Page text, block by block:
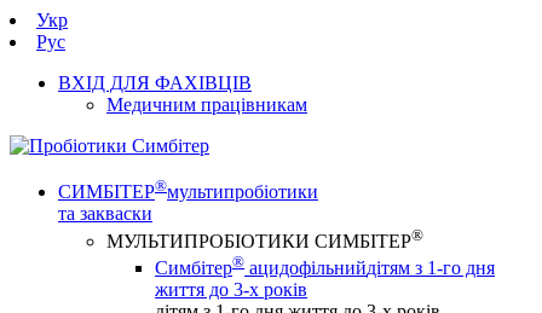
Укр
Рус
ВХІД ДЛЯ ФАХІВЦІВ
Медичним працівникам
СИМБІТЕР®мультипробіотики
та закваски
МУЛЬТИПРОБІОТИКИ СИМБІТЕР®
Симбітер® ацидофільнийдітям з 1-го дня
життя до 3-х років